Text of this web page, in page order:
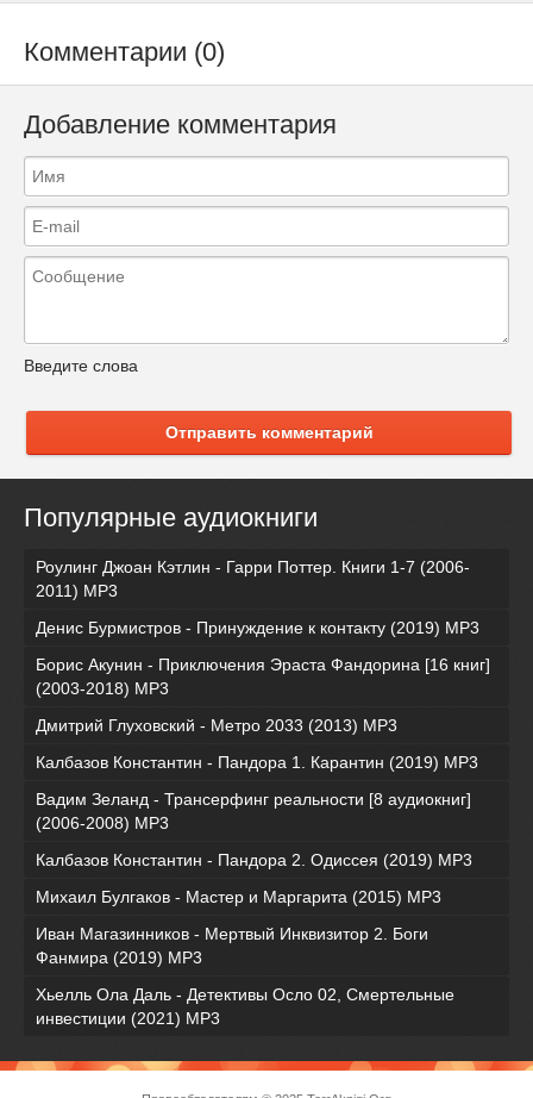
Комментарии (0)
Добавление комментария
Введите слова
Отправить комментарий
Популярные аудиокниги
Роулинг Джоан Кэтлин - Гарри Поттер. Книги 1-7 (2006-
2011) MP3
Денис Бурмистров - Принуждение к контакту (2019) MP3
Борис Акунин - Приключения Эраста Фандорина [16 книг]
(2003-2018) МР3
Дмитрий Глуховский - Метро 2033 (2013) MP3
Калбазов Константин - Пандора 1. Карантин (2019) MP3
Вадим Зеланд - Трансерфинг реальности [8 аудиокниг]
(2006-2008) MP3
Калбазов Константин - Пандора 2. Одиссея (2019) MP3
Михаил Булгаков - Мастер и Маргарита (2015) MP3
Иван Магазинников - Мертвый Инквизитор 2. Боги
Фанмира (2019) MP3
Хьелль Ола Даль - Детективы Осло 02, Смертельные
инвестиции (2021) МР3